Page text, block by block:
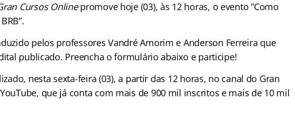
Cursos Onlinepromove hoje (03), às 12 horas, o evento ”Como
pelos professores Vandré Amorim e Anderson Ferreira que
publicado. Preencha o formulário abaixo e participe!
nesta sexta-feira (03), a partir das 12 horas, no canal do Gran
que já conta com mais de 900 mil inscritos e mais de 10 mil